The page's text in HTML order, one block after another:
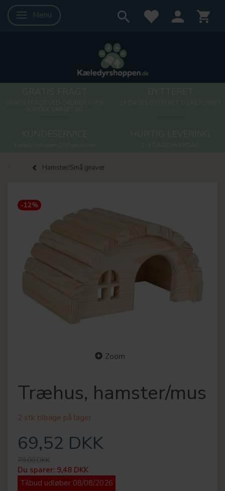
Skifte navigation
Menu
Hamster/Små gnaver
-12%
Zoom
Træhus, hamster/mus
2 stk tilbage på lager
69,52 DKK
79,00 DKK
Du sparer: 9,48 DKK
Tilbud udløber 08/08/2026